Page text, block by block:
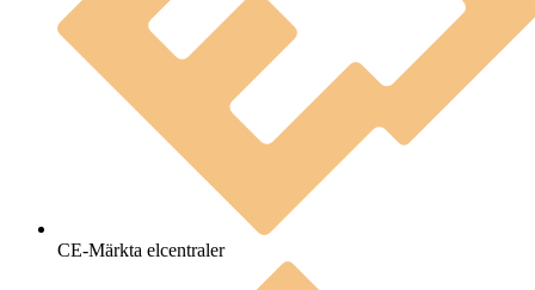
CE-Märkta elcentraler